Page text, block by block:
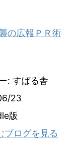
の広報ＰＲ術
: すばる舎
23
版
ブログを見る